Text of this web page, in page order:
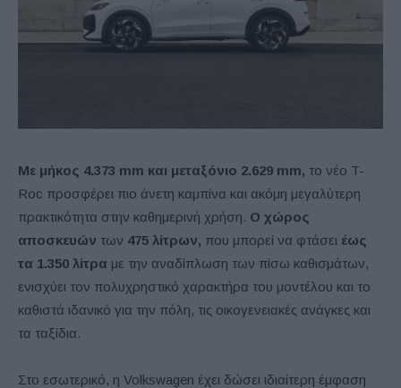
Με μήκος 4.373 mm και μεταξόνιο 2.629 mm, το νέο T-
Roc προσφέρει πιο άνετη καμπίνα και ακόμη μεγαλύτερη
πρακτικότητα στην καθημερινή χρήση. Ο χώρος
αποσκευών των 475 λίτρων, που μπορεί να φτάσει έως
τα 1.350 λίτρα με την αναδίπλωση των πίσω καθισμάτων,
ενισχύει τον πολυχρηστικό χαρακτήρα του μοντέλου και το
καθιστά ιδανικό για την πόλη, τις οικογενειακές ανάγκες και
τα ταξίδια.
Στο εσωτερικό, η Volkswagen έχει δώσει ιδιαίτερη έμφαση